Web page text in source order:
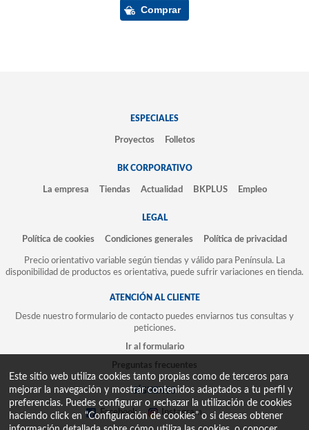
ESPECIALES
Proyectos Folletos
BK CORPORATIVO
La empresa Tiendas Actualidad BKPLUS Empleo
LEGAL
Política de cookies Condiciones generales Política de privacidad
Precio orientativo variable según tiendas y válido para Península. La
disponibilidad de productos es orientativa, puede sufrir variaciones en tienda.
ATENCIÓN AL CLIENTE
Desde nuestro formulario de contacto puedes enviarnos tus consultas y
peticiones.
Ir al formulario
Preguntas frecuentes
SÍGUENOS
Facebook Instagram
Este sitio web utiliza cookies tanto propias como de terceros para
mejorar la navegación y mostrar contenidos adaptados a tu perfil y
preferencias. Puedes configurar o rechazar la utilización de cookies
haciendo click en “Configuración de cookies” o si deseas obtener